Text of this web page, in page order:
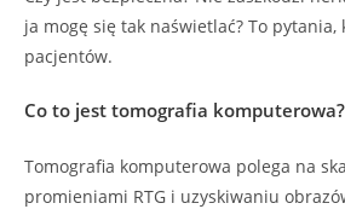
ja mogę się tak naświetlać? To
pacjentów.
Co to jest tomografia komputerowa?
Tomografia komputerowa polega na
promieniami RTG i uzyskiwaniu